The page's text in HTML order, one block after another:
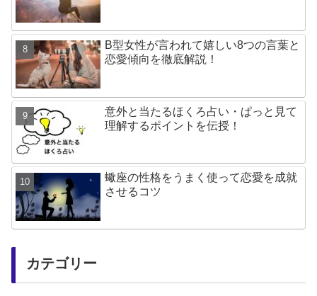
B型女性が言われて嬉しい8つの言葉と
恋愛傾向を徹底解説！
意外と当たるほくろ占い・ぱっと見て
理解するポイントを伝授！
蠍座の性格をうまく使って恋愛を成就
させるコツ
カテゴリー